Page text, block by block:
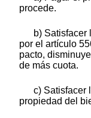
procede.
b) Satisfacer
por el artículo
pacto,
de más cuota.
c) Satisfacer
propiedad del